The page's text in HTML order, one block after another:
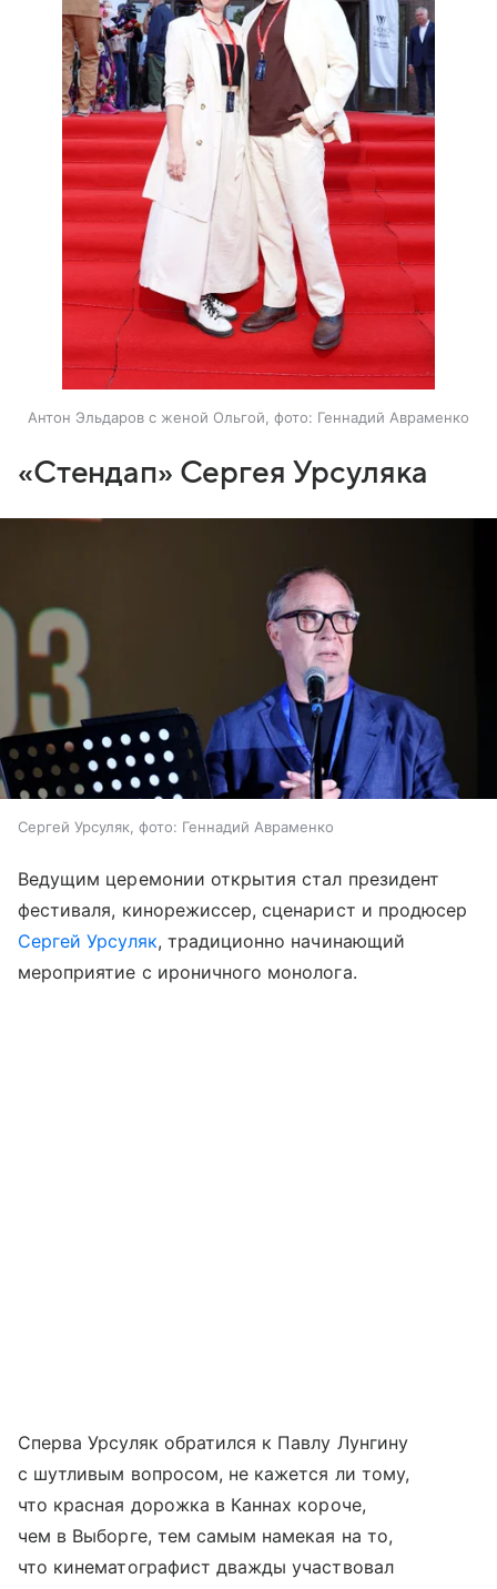
Антон Эльдаров с женой Ольгой, фото: Геннадий Авраменко
«Стендап» Сергея Урсуляка
Сергей Урсуляк, фото: Геннадий Авраменко
Ведущим церемонии открытия стал президент
фестиваля, кинорежиссер, сценарист и продюсер
Сергей Урсуляк, традиционно начинающий
мероприятие с ироничного монолога.
Сперва Урсуляк обратился к Павлу Лунгину
с шутливым вопросом, не кажется ли тому,
что красная дорожка в Каннах короче,
чем в Выборге, тем самым намекая на то,
что кинематографист дважды участвовал